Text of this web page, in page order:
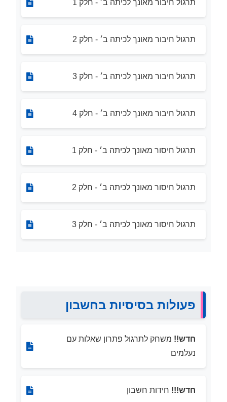
תרגול חיבור מאונך לכיתה ב׳ - חלק 1
תרגול חיבור מאונך לכיתה ב׳ - חלק 2
תרגול חיבור מאונך לכיתה ב׳ - חלק 3
תרגול חיבור מאונך לכיתה ב׳ - חלק 4
תרגול חיסור מאונך לכיתה ב׳ - חלק 1
תרגול חיסור מאונך לכיתה ב׳ - חלק 2
תרגול חיסור מאונך לכיתה ב׳ - חלק 3
פעולות בסיסיות בחשבון
חדש!! משחק לתרגול פתרון שאלות עם
נעלמים
חדש!!! חידות חשבון